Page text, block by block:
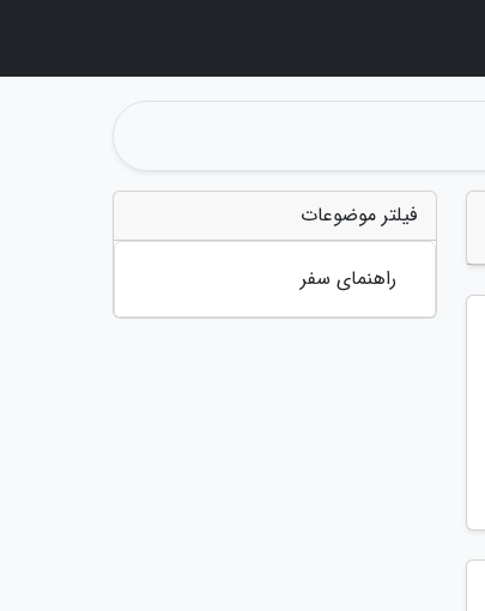
فیلتر موضوعات
راهنمای سفر